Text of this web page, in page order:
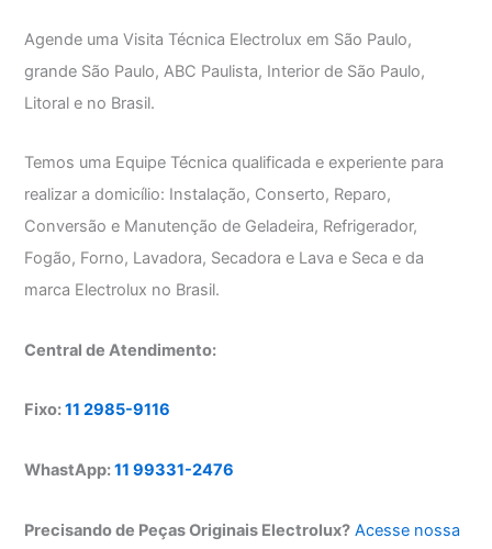
Agende uma Visita Técnica Electrolux em São Paulo,
grande São Paulo, ABC Paulista, Interior de São Paulo,
Litoral e no Brasil.
Temos uma Equipe Técnica qualificada e experiente para
realizar a domicílio: Instalação, Conserto, Reparo,
Conversão e Manutenção de Geladeira, Refrigerador,
Fogão, Forno, Lavadora, Secadora e Lava e Seca e da
marca Electrolux no Brasil.
Central de Atendimento:
Fixo:11 2985-9116
WhastApp:11 99331-2476
Precisando de Peças Originais Electrolux? Acesse nossa